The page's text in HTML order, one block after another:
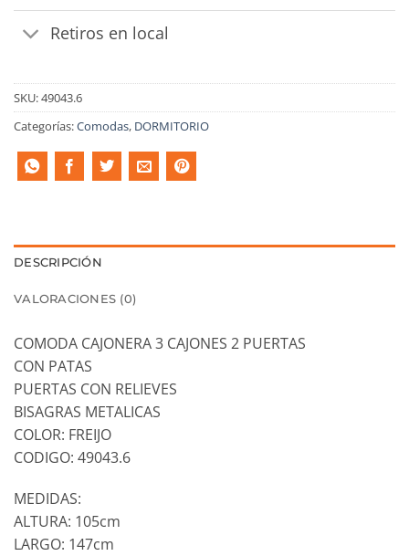
Retiros en local
SKU:49043.6
Categorías:Comodas, DORMITORIO
DESCRIPCIÓN
VALORACIONES (0)
COMODA CAJONERA 3 CAJONES 2 PUERTAS
CON PATAS
PUERTAS CON RELIEVES
BISAGRAS METALICAS
COLOR: FREIJO
CODIGO: 49043.6
MEDIDAS:
ALTURA: 105cm
LARGO: 147cm